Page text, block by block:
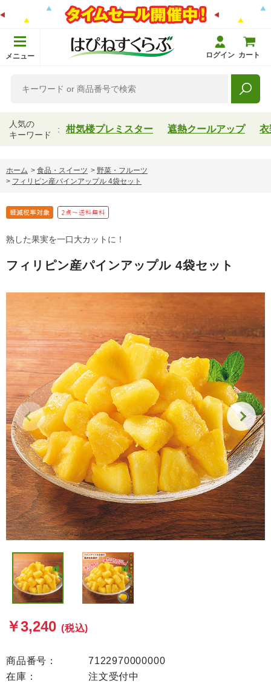
メニュー ログイン カート
人気の
キーワード
柑気楼プレミスター 遮熱クールアップ 衣
ホーム > 食品・スイーツ > 野菜・フルーツ
> フィリピン産パインアップル 4袋セット
熟した果実を一口大カットに！
フィリピン産パインアップル 4袋セット
￥3,240 (税込)
商品番号：
7122970000000
在庫：
注文受付中